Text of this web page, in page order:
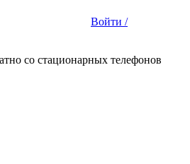
Войти /
со стационарных телефонов